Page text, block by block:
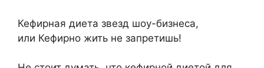
Кефирная диета звезд шоу-бизнеса,
или Кефирно жить не запретишь!